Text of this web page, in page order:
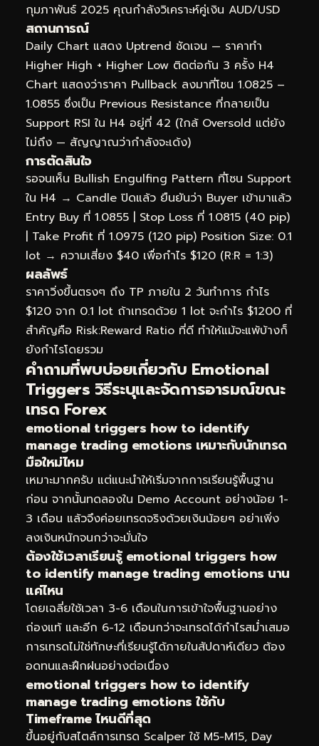
กุมภาพันธ์ 2025 คุณกำลังวิเคราะห์คู่เงิน AUD/USD
สถานการณ์
Daily Chart แสดง Uptrend ชัดเจน — ราคาทำ
Higher High + Higher Low ติดต่อกัน 3 ครั้ง H4
Chart แสดงว่าราคา Pullback ลงมาที่โซน 1.0825 –
1.0855 ซึ่งเป็น Previous Resistance ที่กลายเป็น
Support RSI ใน H4 อยู่ที่ 42 (ใกล้ Oversold แต่ยัง
ไม่ถึง — สัญญาณว่ากำลังจะเด้ง)
การตัดสินใจ
รอจนเห็น Bullish Engulfing Pattern ที่โซน Support
ใน H4 → Candle ปิดแล้ว ยืนยันว่า Buyer เข้ามาแล้ว
Entry Buy ที่ 1.0855 | Stop Loss ที่ 1.0815 (40 pip)
| Take Profit ที่ 1.0975 (120 pip) Position Size: 0.1
lot → ความเสี่ยง $40 เพื่อกำไร $120 (R:R = 1:3)
ผลลัพธ์
ราคาวิ่งขึ้นตรงๆ ถึง TP ภายใน 2 วันทำการ กำไร
$120 จาก 0.1 lot ถ้าเทรดด้วย 1 lot จะกำไร $1200 ที่
สำคัญคือ Risk:Reward Ratio ที่ดี ทำให้แม้จะแพ้บ้างก็
ยังกำไรโดยรวม
คำถามที่พบบ่อยเกี่ยวกับ Emotional
Triggers วิธีระบุและจัดการอารมณ์ขณะ
เทรด Forex
emotional triggers how to identify
manage trading emotions เหมาะกับนักเทรด
มือใหม่ไหม
เหมาะมากครับ แต่แนะนำให้เริ่มจากการเรียนรู้พื้นฐาน
ก่อน จากนั้นทดลองใน Demo Account อย่างน้อย 1-
3 เดือน แล้วจึงค่อยเทรดจริงด้วยเงินน้อยๆ อย่าเพิ่ง
ลงเงินหนักจนกว่าจะมั่นใจ
ต้องใช้เวลาเรียนรู้ emotional triggers how
to identify manage trading emotions นาน
แค่ไหน
โดยเฉลี่ยใช้เวลา 3-6 เดือนในการเข้าใจพื้นฐานอย่าง
ถ่องแท้ และอีก 6-12 เดือนกว่าจะเทรดได้กำไรสม่ำเสมอ
การเทรดไม่ใช่ทักษะที่เรียนรู้ได้ภายในสัปดาห์เดียว ต้อง
อดทนและฝึกฝนอย่างต่อเนื่อง
emotional triggers how to identify
manage trading emotions ใช้กับ
Timeframe ไหนดีที่สุด
ขึ้นอยู่กับสไตล์การเทรด Scalper ใช้ M5-M15, Day